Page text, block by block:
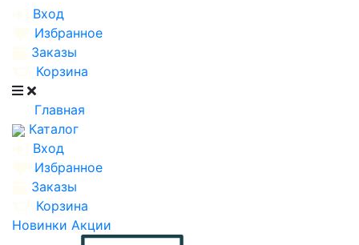
Вход
Избранное
Заказы
Корзина
Главная
Каталог
Вход
Избранное
Заказы
Корзина
Новинки Акции